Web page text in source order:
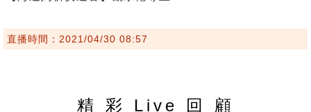
直播時間：2021/04/30 08:57
精 彩 Live 回 顧